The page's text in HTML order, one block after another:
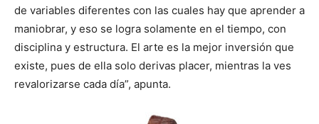
de variables diferentes con las cuales hay que aprender a
maniobrar, y eso se logra solamente en el tiempo, con
disciplina y estructura. El arte es la mejor inversión que
existe, pues de ella solo derivas placer, mientras la ves
revalorizarse cada día”, apunta.